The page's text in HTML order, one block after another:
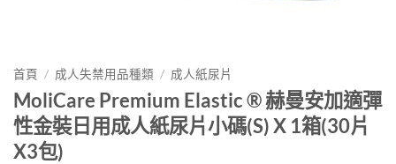
首頁 / 成人失禁用品種類 / 成人紙尿片
MoliCare Premium Elastic ® 赫曼安加適彈
性金裝日用成人紙尿片小碼(S) X 1箱(30片
X3包)